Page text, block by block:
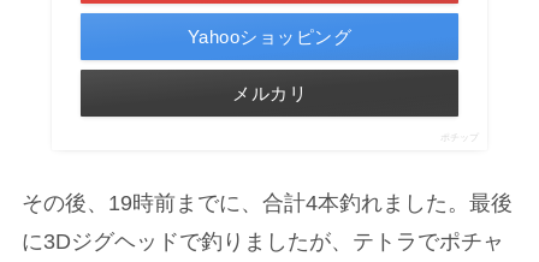
Yahooショッピング
メルカリ
ポチップ
その後、19時前までに、合計4本釣れました。最後
に3Dジグヘッドで釣りましたが、テトラでポチャ